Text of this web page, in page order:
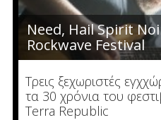
Need, Hail Spirit
Rockwave Festival
Τρεις ξεχωριστές
τα 30 χρόνια του
Terra Republic